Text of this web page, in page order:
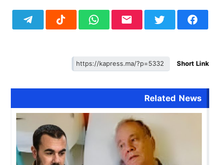
Short Link
Related News